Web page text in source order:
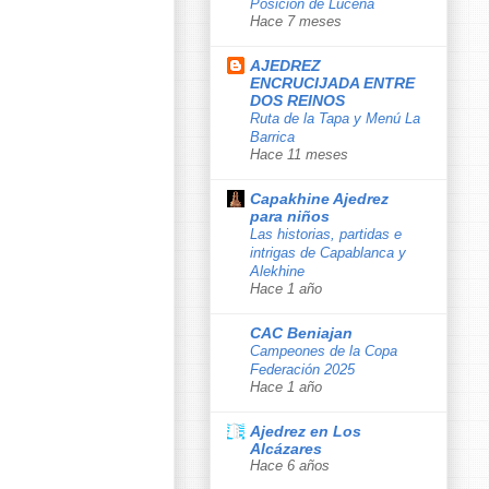
Posición de Lucena
Hace 7 meses
AJEDREZ
ENCRUCIJADA ENTRE
DOS REINOS
Ruta de la Tapa y Menú La
Barrica
Hace 11 meses
Capakhine Ajedrez
para niños
Las historias, partidas e
intrigas de Capablanca y
Alekhine
Hace 1 año
CAC Beniajan
Campeones de la Copa
Federación 2025
Hace 1 año
Ajedrez en Los
Alcázares
Hace 6 años